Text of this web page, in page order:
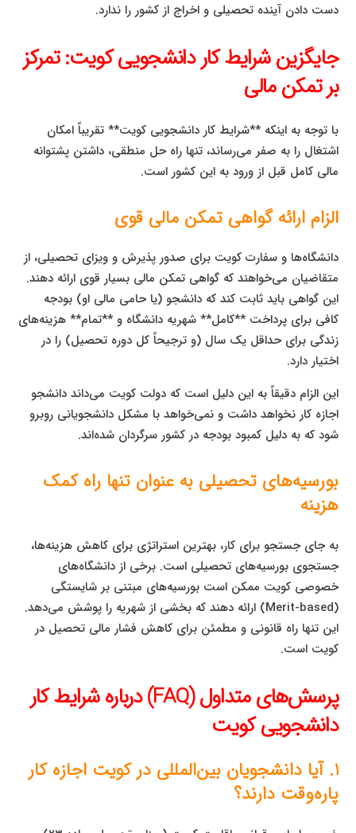
دست دادن آینده تحصیلی و اخراج از کشور را ندارد.
جایگزین شرایط کار دانشجویی کویت: تمرکز
بر تمکن مالی
با توجه به اینکه **شرایط کار دانشجویی کویت** تقریباً امکان
اشتغال را به صفر می‌رساند، تنها راه حل منطقی، داشتن پشتوانه
مالی کامل قبل از ورود به این کشور است.
الزام ارائه گواهی تمکن مالی قوی
دانشگاه‌ها و سفارت کویت برای صدور پذیرش و ویزای تحصیلی، از
متقاضیان می‌خواهند که گواهی تمکن مالی بسیار قوی ارائه دهند.
این گواهی باید ثابت کند که دانشجو (یا حامی مالی او) بودجه
کافی برای پرداخت **کامل** شهریه دانشگاه و **تمام** هزینه‌های
زندگی برای حداقل یک سال (و ترجیحاً کل دوره تحصیل) را در
اختیار دارد.
این الزام دقیقاً به این دلیل است که دولت کویت می‌داند دانشجو
اجازه کار نخواهد داشت و نمی‌خواهد با مشکل دانشجویانی روبرو
شود که به دلیل کمبود بودجه در کشور سرگردان شده‌اند.
بورسیه‌های تحصیلی به عنوان تنها راه کمک
هزینه
به جای جستجو برای کار، بهترین استراتژی برای کاهش هزینه‌ها،
جستجوی بورسیه‌های تحصیلی است. برخی از دانشگاه‌های
خصوصی کویت ممکن است بورسیه‌های مبتنی بر شایستگی
(Merit-based) ارائه دهند که بخشی از شهریه را پوشش می‌دهد.
این تنها راه قانونی و مطمئن برای کاهش فشار مالی تحصیل در
کویت است.
پرسش‌های متداول (FAQ) درباره شرایط کار
دانشجویی کویت
1. آیا دانشجویان بین‌المللی در کویت اجازه کار
پاره‌وقت دارند؟